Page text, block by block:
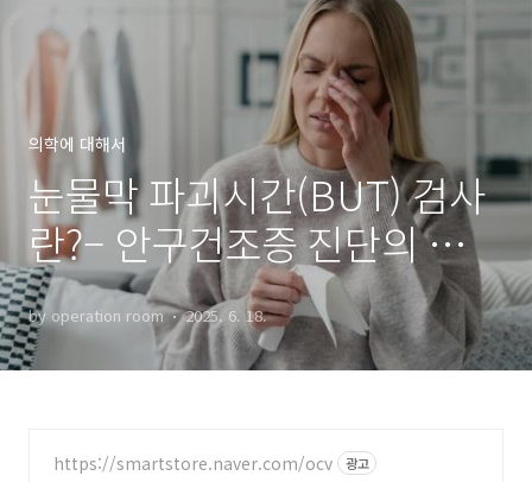
의학에 대해서
눈물막 파괴시간(BUT) 검사
란?– 안구건조증 진단의 핵심
지표
by operation room 2025. 6. 18.
https://smartstore.naver.com/ocv 광고